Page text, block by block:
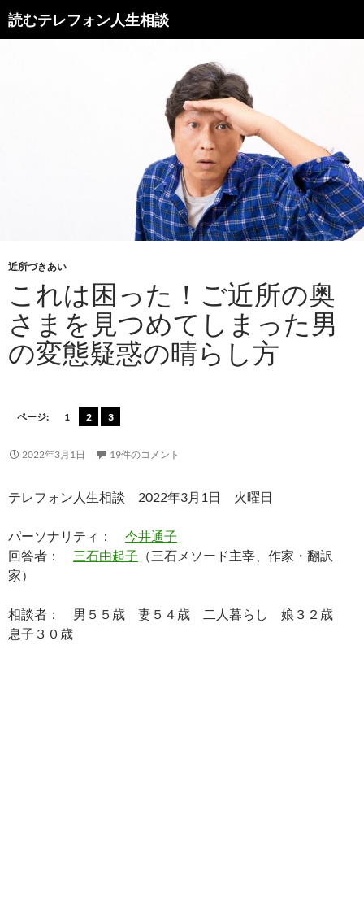
読むテレフォン人生相談
近所づきあい
これは困った！ご近所の奥
さまを見つめてしまった男
の変態疑惑の晴らし方
ページ: 1 2 3
2022年3月1日 19件のコメント
テレフォン人生相談 2022年3月1日 火曜日
パーソナリティ： 今井通子
回答者： 三石由起子 （三石メソード主宰、作家・翻訳
家）
相談者： 男５５歳 妻５４歳 二人暮らし 娘３２歳
息子３０歳